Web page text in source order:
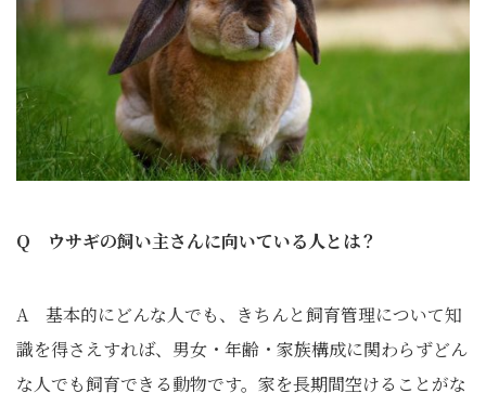
Q ウサギの飼い主さんに向いている人とは？
A 基本的にどんな人でも、きちんと飼育管理について知
識を得さえすれば、男女・年齢・家族構成に関わらずどん
な人でも飼育できる動物です。家を長期間空けることがな